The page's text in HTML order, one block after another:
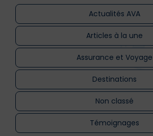
Actualités AVA
Articles à la une
Assurance et Voyage
Destinations
Non classé
Témoignages